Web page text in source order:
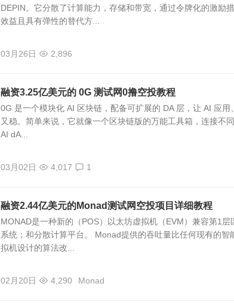
DEPIN。它分散了计算能力，存储和带宽，通过令牌化的激励
效益且具有弹性的替代方...
03月26日 2,896
融资3.25亿美元的 0G 测试网0撸空投教程
0G 是一个模块化 AI 区块链，配备可扩展的 DA 层，让 AI 应
又稳。简单来说，它就像一个区块链版的万能工具箱，连接不
AI dA...
03月02日 4,017 1
融资2.44亿美元的Monad测试网空投项目详细教程
MONAD是一种新的（POS）以太坊虚拟机（EVM）兼容第1
系统；和分散计算平台。 Monad提供的吞吐量比任何现有的
拟机设计的算法改...
02月20日 4,290 Monad